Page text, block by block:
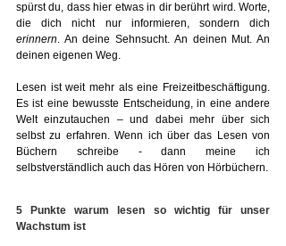
spürst du, dass hier etwas in dir berührt wird. Worte,
erinnern. An deine Sehnsucht. An deinen Mut. An
deinen eigenen Weg.
Lesen ist weit mehr als eine Freizeitbeschäftigung.
Es ist eine bewusste Entscheidung, in eine andere
Welt einzutauchen – und dabei mehr über sich
selbst zu erfahren. Wenn ich über das Lesen von
Büchern schreibe - dann meine ich
selbstverständlich auch das Hören von Hörbüchern.
5 Punkte warum lesen so wichtig für unser
Wachstum ist